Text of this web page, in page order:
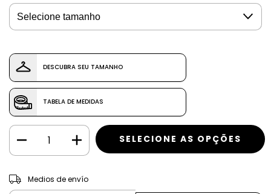
DESCUBRA SEU TAMANHO
TABELA DE MEDIDAS
Entregas para el CP:
Medios de envío